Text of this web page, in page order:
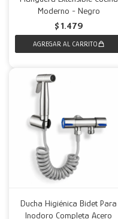
Moderno - Negro
$ 1.479
Ducha Higiénica Bidet Para
Inodoro Completa Acero